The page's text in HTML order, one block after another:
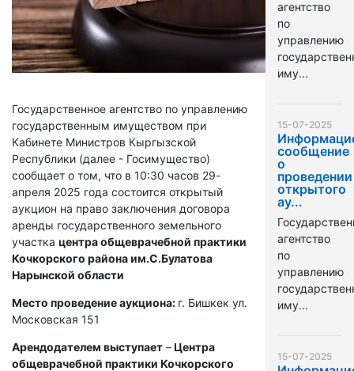
Государственное агентство по управлению
государственным имуществом при
Кабинете Министров Кыргызской
Республики (далее - Госимущество)
сообщает о том, что в 10:30 часов 29-
апреля 2025 года состоится открытый
аукцион на право заключения договора
аренды государственного земельного
участка центра общеврачебной практики
Кочкорского района им.С.Булатова
Нарынской области
Место проведение аукциона: г. Бишкек ул.
Московская 151
Арендодателем выступает –Центра
общеврачебной практики Кочкорского
агентство
по
управлению
иму...
15-07-2025
сообщение
о
проведении
открытого
ау...
агентство
по
управлению
иму...
15-07-2025